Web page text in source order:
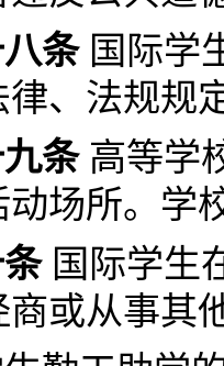
条国际学
、法规规
条 高等学
场所。学
国际学生
或从事其